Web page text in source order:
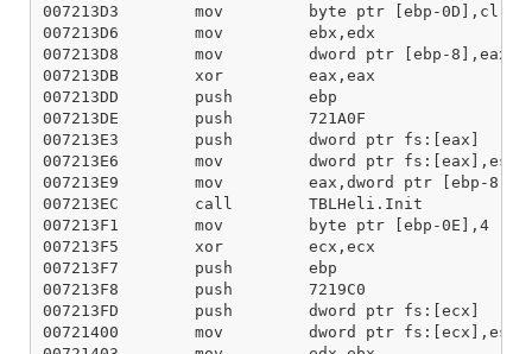
007213D3        mov         byte ptr [ebp-0D],cl
007213D6        mov         ebx,edx
007213D8        mov         dword ptr [ebp-8],eax
007213DB        xor         eax,eax
007213DD        push        ebp
007213DE        push        721A0F
007213E3        push        dword ptr fs:[eax]
007213E6        mov         dword ptr fs:[eax],esp
007213E9        mov         eax,dword ptr [ebp-8]
007213EC        call        TBLHeli.Init
007213F1        mov         byte ptr [ebp-0E],4
007213F5        xor         ecx,ecx
007213F7        push        ebp
007213F8        push        7219C0
007213FD        push        dword ptr fs:[ecx]
00721400        mov         dword ptr fs:[ecx],esp